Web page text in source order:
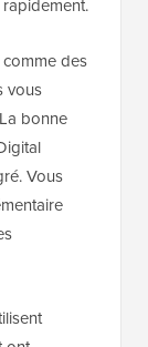
des
vous
bonne
Vous